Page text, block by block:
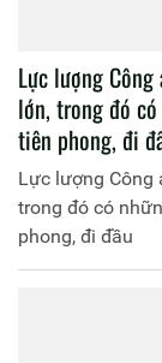
Lực lượng
lớn, trong đó
tiên phong, đi
Lực lượng Công
trong đó có
phong, đi đầu